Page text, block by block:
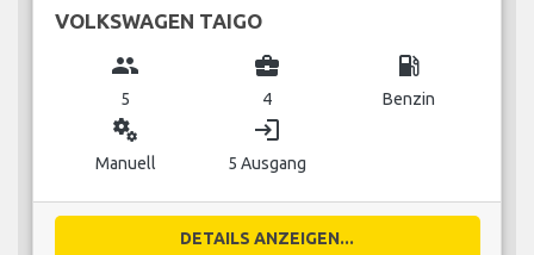
VOLKSWAGEN TAIGO
group
5
business_center
4
local_gas_station
Benzin
miscellaneous_services
Manuell
login
5 Ausgang
DETAILS ANZEIGEN...